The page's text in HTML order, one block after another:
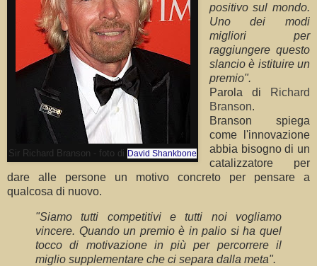
Sir Richard Branson - foto di David Shankbone
positivo sul mondo.
Uno dei modi
migliori per
raggiungere questo
slancio è istituire un
premio".
Parola di
Richard
Branson.
Branson spiega
come l'innovazione
abbia bisogno di un
catalizzatore per
dare alle persone un motivo concreto per pensare a
qualcosa di nuovo.
"Siamo tutti competitivi e tutti noi vogliamo
vincere. Quando un premio è in palio si ha quel
tocco di motivazione in più per percorrere il
miglio supplementare che ci separa dalla meta".